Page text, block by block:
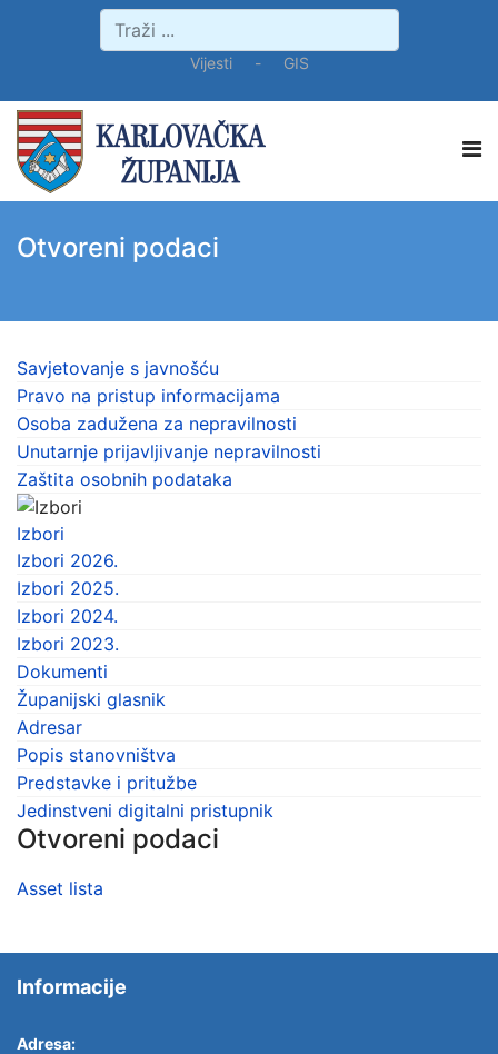
Vijesti- GIS
Otvoreni podaci
Savjetovanje s javnošću
Pravo na pristup informacijama
Osoba zadužena za nepravilnosti
Unutarnje prijavljivanje nepravilnosti
Zaštita osobnih podataka
Izbori
Izbori 2026.
Izbori 2025.
Izbori 2024.
Izbori 2023.
Dokumenti
Županijski glasnik
Adresar
Popis stanovništva
Predstavke i pritužbe
Jedinstveni digitalni pristupnik
Otvoreni podaci
Asset lista
Informacije
Adresa: